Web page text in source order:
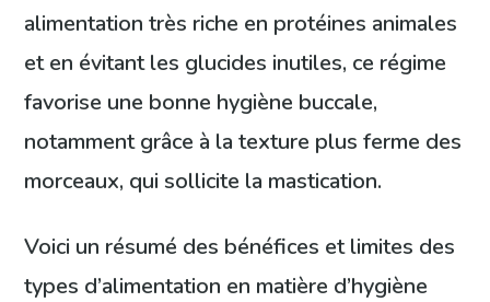
alimentation très riche en protéines animales
et en évitant les glucides inutiles, ce régime
favorise une bonne hygiène buccale,
notamment grâce à la texture plus ferme des
morceaux, qui sollicite la mastication.
Voici un résumé des bénéfices et limites des
types d’alimentation en matière d’hygiène